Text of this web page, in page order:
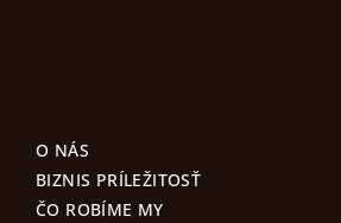
O NÁS
BIZNIS PRÍLEŽITOSŤ
ČO ROBÍME MY